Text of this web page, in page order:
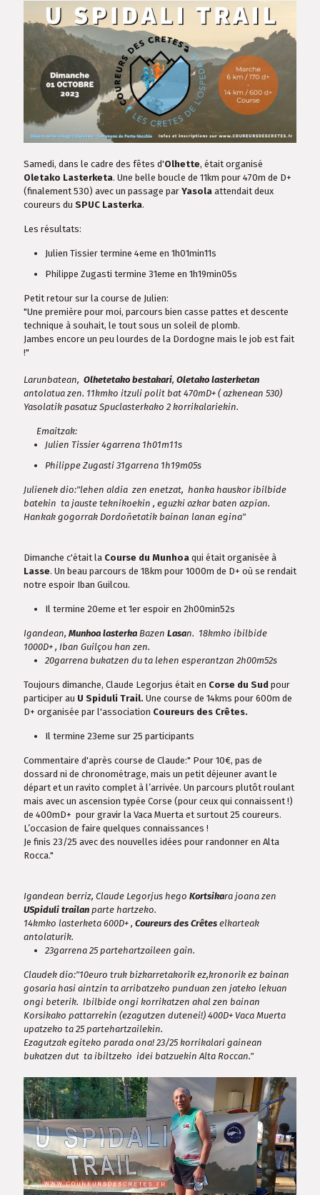
Samedi, dans le cadre des fêtes d'Olhette, était organisé
Oletako Lasterketa. Une belle boucle de 11km pour 470m de D+
(finalement 530) avec un passage par Yasola attendait deux
coureurs du SPUC Lasterka.
Les résultats:
Julien Tissier termine 4eme en 1h01min11s
Philippe Zugasti termine 31eme en 1h19min05s
Petit retour sur la course de Julien:
"Une première pour moi, parcours bien casse pattes et descente
technique à souhait, le tout sous un soleil de plomb.
Jambes encore un peu lourdes de la Dordogne mais le job est fait
!"
Larunbatean, Olhetetako bestakari, Oletako lasterketan
antolatua zen. 11kmko itzuli polit bat 470mD+ ( azkenean 530)
Yasolatik pasatuz Spuclasterkako 2 korrikalariekin.
Emaitzak:
Julien Tissier 4garrena 1h01m11s
Philippe Zugasti 31garrena 1h19m05s
Julienek dio:"lehen aldia zen enetzat, hanka hauskor ibilbide
batekin ta jauste teknikoekin , eguzki azkar baten azpian.
Hankak gogorrak Dordoñetatik bainan lanan egina"
Dimanche c'était la Course du Munhoa qui était organisée à
Lasse. Un beau parcours de 18km pour 1000m de D+ où se rendait
notre espoir Iban Guilcou.
Il termine 20eme et 1er espoir en 2h00min52s
Igandean, Munhoa lasterka Bazen Lasan. 18kmko ibilbide
1000D+ , Iban Guilçou han zen.
20garrena bukatzen du ta lehen esperantzan 2h00m52s
Toujours dimanche, Claude Legorjus était en Corse du Sud pour
participer au U Spiduli Trail. Une course de 14kms pour 600m de
D+ organisée par l'association Coureurs des Crêtes.
Il termine 23eme sur 25 participants
Commentaire d'après course de Claude:" Pour 10€, pas de
dossard ni de chronométrage, mais un petit déjeuner avant le
départ et un ravito complet à l’arrivée. Un parcours plutôt roulant
mais avec un ascension typée Corse (pour ceux qui connaissent !)
de 400mD+ pour gravir la Vaca Muerta et surtout 25 coureurs.
L’occasion de faire quelques connaissances !
Je finis 23/25 avec des nouvelles idées pour randonner en Alta
Rocca."
Igandean berriz, Claude Legorjus hego Kortsikara joana zen
USpiduli trailan parte hartzeko.
14kmko lasterketa 600D+ , Coureurs des Crêtes elkarteak
antolaturik.
23garrena 25 partehartzaileen gain.
Claudek dio:"10euro truk bizkarretakorik ez,kronorik ez bainan
gosaria hasi aintzin ta arribatzeko punduan zen jateko lekuan
ongi beterik. Ibilbide ongi korrikatzen ahal zen bainan
Korsikako pattarrekin (ezagutzen dutenei!) 400D+ Vaca Muerta
upatzeko ta 25 partehartzailekin.
Ezagutzak egiteko parada ona! 23/25 korrikalari gainean
bukatzen dut ta ibiltzeko idei batzuekin Alta Roccan."